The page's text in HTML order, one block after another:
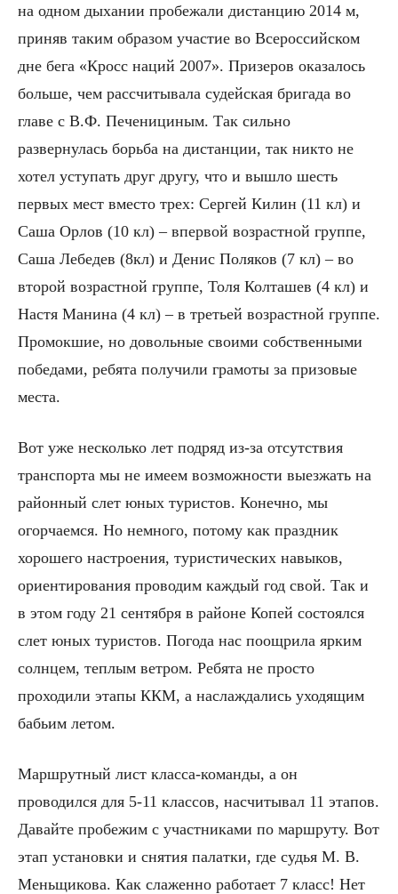
на одном дыхании пробежали дистанцию 2014 м,
приняв таким образом участие во Всероссийском
дне бега «Кросс наций 2007». Призеров оказалось
больше, чем рассчитывала судейская бригада во
главе с В.Ф. Печенициным. Так сильно
развернулась борьба на дистанции, так никто не
хотел уступать друг другу, что и вышло шесть
первых мест вместо трех: Сергей Килин (11 кл) и
Саша Орлов (10 кл) – впервой возрастной группе,
Саша Лебедев (8кл) и Денис Поляков (7 кл) – во
второй возрастной группе, Толя Колташев (4 кл) и
Настя Манина (4 кл) – в третьей возрастной группе.
Промокшие, но довольные своими собственными
победами, ребята получили грамоты за призовые
места.
Вот уже несколько лет подряд из-за отсутствия
транспорта мы не имеем возможности выезжать на
районный слет юных туристов. Конечно, мы
огорчаемся. Но немного, потому как праздник
хорошего настроения, туристических навыков,
ориентирования проводим каждый год свой. Так и
в этом году 21 сентября в районе Копей состоялся
слет юных туристов. Погода нас поощрила ярким
солнцем, теплым ветром. Ребята не просто
проходили этапы ККМ, а наслаждались уходящим
бабьим летом.
Маршрутный лист класса-команды, а он
проводился для 5-11 классов, насчитывал 11 этапов.
Давайте пробежим с участниками по маршруту. Вот
этап установки и снятия палатки, где судья М. В.
Меньщикова. Как слаженно работает 7 класс! Нет